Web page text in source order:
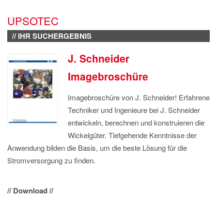
DATENSCHUTZ
UPSOTEC
// IHR SUCHERGEBNIS
J. Schneider
Imagebroschüre
Imagebroschüre von J. Schneider! Erfahrene
Techniker und Ingenieure bei J. Schneider
entwickeln, berechnen und konstruieren die
Wickelgüter. Tiefgehende Kenntnisse der
Anwendung bilden die Basis, um die beste Lösung für die
Stromversorgung zu finden.
// Download //